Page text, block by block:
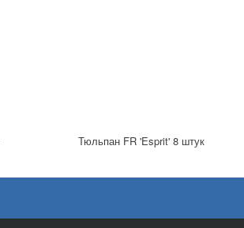
Тюльпан FR 'Esprit' 8 штук